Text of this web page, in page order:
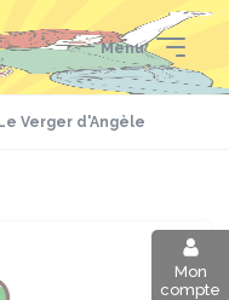
Menu
Mon
compte
Le Verger d'Angèle